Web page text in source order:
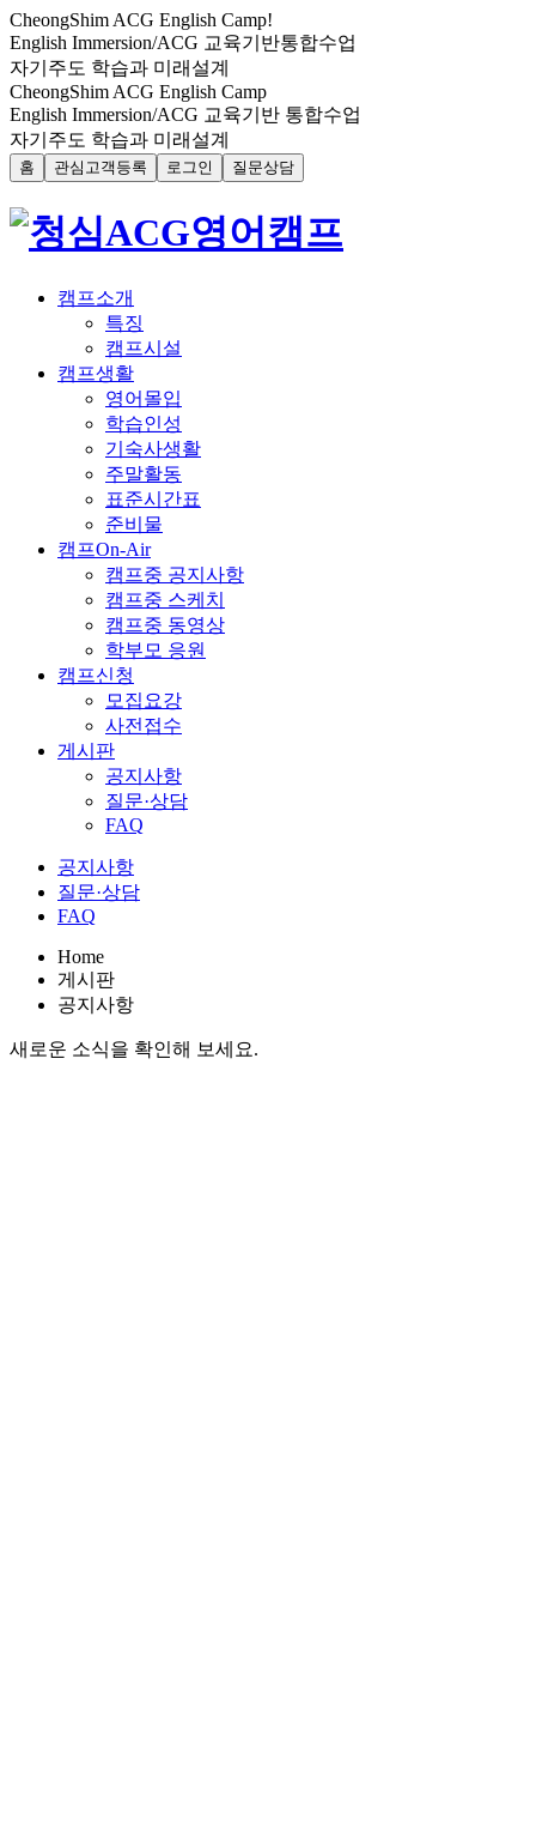
CheongShim ACG English Camp!
English Immersion/ACG 교육기반통합수업
자기주도 학습과 미래설계
CheongShim ACG English Camp
English Immersion/ACG 교육기반 통합수업
자기주도 학습과 미래설계
홈 관심고객등록 로그인 질문상담
캠프소개
특징
캠프시설
캠프생활
영어몰입
학습인성
기숙사생활
주말활동
표준시간표
준비물
캠프On-Air
캠프중 공지사항
캠프중 스케치
캠프중 동영상
학부모 응원
캠프신청
모집요강
사전접수
게시판
공지사항
질문·상담
FAQ
공지사항
질문·상담
FAQ
Home
게시판
공지사항
새로운 소식을 확인해 보세요.